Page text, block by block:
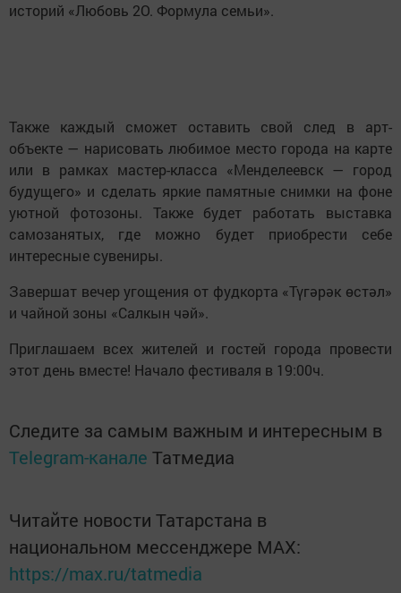
историй «Любовь 2О. Формула семьи».
Также каждый сможет оставить свой след в арт-
объекте — нарисовать любимое место города на карте
или в рамках мастер-класса «Менделеевск — город
будущего» и сделать яркие памятные снимки на фоне
уютной фотозоны. Также будет работать выставка
самозанятых, где можно будет приобрести себе
интересные сувениры.
Завершат вечер угощения от фудкорта «Түгәрәк өстәл»
и чайной зоны «Салкын чәй».
Приглашаем всех жителей и гостей города провести
этот день вместе! Начало фестиваля в 19:00ч.
Следите за самым важным и интересным в
Telegram-канале Татмедиа
Читайте новости Татарстана в
национальном мессенджере MАХ:
https://max.ru/tatmedia